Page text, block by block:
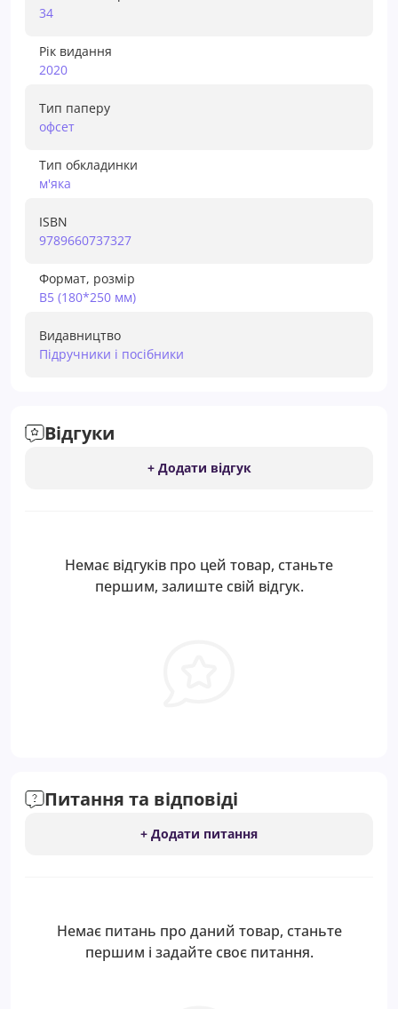
34
Рік видання
2020
Тип паперу
офсет
Тип обкладинки
м'яка
ISBN
9789660737327
Формат, розмір
В5 (180*250 мм)
Видавництво
Підручники і посібники
Відгуки
+ Додати відгук
Немає відгуків про цей товар, станьте
першим, залиште свій відгук.
Питання та відповіді
+ Додати питання
Немає питань про даний товар, станьте
першим і задайте своє питання.